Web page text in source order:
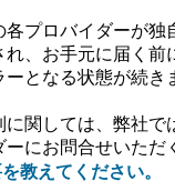
各プロバイダーが
れ、お手元に届く
ーとなる状態が続
関しては、弊社で
にお問合せいた
教えてください。